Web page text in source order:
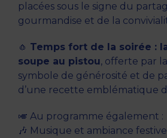
placées sous le signe du
gourmandise et de la
🧄 Temps fort de la soirée :
soupe au pistou, offerte par
symbole de générosité et de
d’une recette emblématique
🎺 Au programme également :
🎶 Musique et ambiance festive